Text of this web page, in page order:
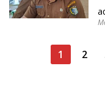
1 2